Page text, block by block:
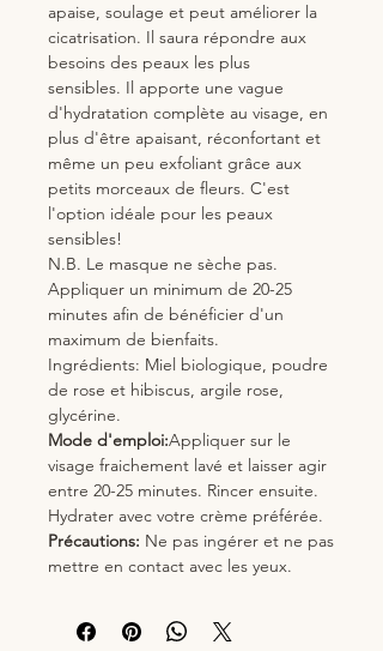
apaise, soulage et peut améliorer la
cicatrisation. Il saura répondre aux
besoins des peaux les plus
sensibles. Il apporte une vague
d'hydratation complète au visage, en
plus d'être apaisant, réconfortant et
même un peu exfoliant grâce aux
petits morceaux de fleurs. C'est
l'option idéale pour les peaux
sensibles!
N.B. Le masque ne sèche pas.
Appliquer un minimum de 20-25
minutes afin de bénéficier d'un
maximum de bienfaits.
Ingrédients: Miel biologique, poudre
de rose et hibiscus, argile rose,
glycérine.
Mode d'emploi:Appliquer sur le
visage fraichement lavé et laisser agir
entre 20-25 minutes. Rincer ensuite.
Hydrater avec votre crème préférée.
Précautions: Ne pas ingérer et ne pas
mettre en contact avec les yeux.